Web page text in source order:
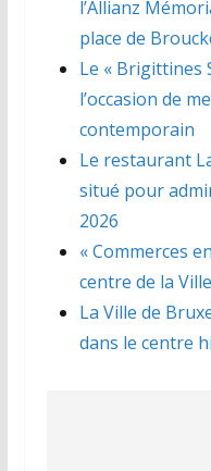
l’Allianz
place de
Le « Brigittines
l’occasion de
contemporain
Le restaurant
situé pour
2026
« Commerces
centre de la
La Ville de
dans le centre